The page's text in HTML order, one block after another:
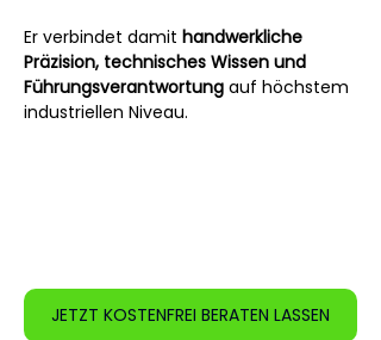
Er verbindet damit handwerkliche
Präzision, technisches Wissen und
Führungsverantwortung auf höchstem
industriellen Niveau.
JETZT KOSTENFREI BERATEN LASSEN